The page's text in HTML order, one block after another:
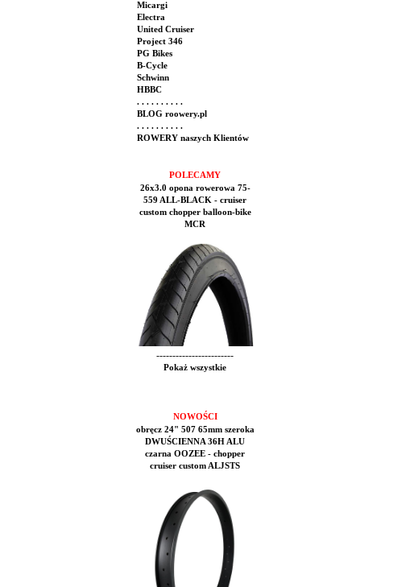
Micargi
Electra
United Cruiser
Project 346
PG Bikes
B-Cycle
Schwinn
HBBC
. . . . . . . . . .
BLOG roowery.pl
. . . . . . . . . .
ROWERY naszych Klientów
POLECAMY
26x3.0 opona rowerowa 75-
559 ALL-BLACK - cruiser
custom chopper balloon-bike
MCR
------------------------
Pokaż wszystkie
NOWOŚCI
obręcz 24" 507 65mm szeroka
DWUŚCIENNA 36H ALU
czarna OOZEE - chopper
cruiser custom ALJSTS